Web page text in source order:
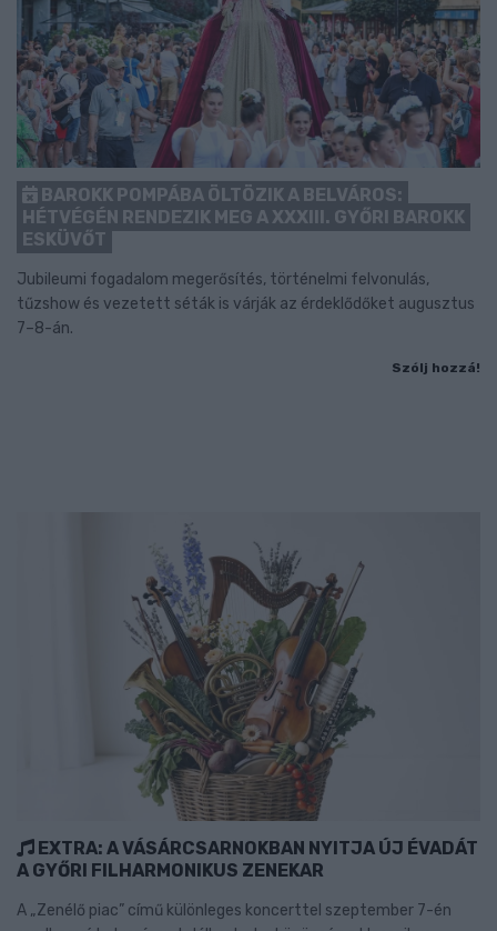
BAROKK POMPÁBA ÖLTÖZIK A BELVÁROS:
HÉTVÉGÉN RENDEZIK MEG A XXXIII. GYŐRI BAROKK
ESKÜVŐT
Jubileumi fogadalom megerősítés, történelmi felvonulás,
tűzshow és vezetett séták is várják az érdeklődőket augusztus
7–8-án.
Szólj hozzá!
EXTRA: A VÁSÁRCSARNOKBAN NYITJA ÚJ ÉVADÁT
A GYŐRI FILHARMONIKUS ZENEKAR
A „Zenélő piac” című különleges koncerttel szeptember 7-én